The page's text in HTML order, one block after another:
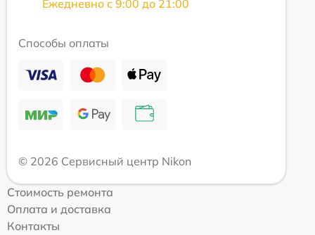
Ежедневно с 9:00 до 21:00
Способы оплаты
© 2026 Сервисный центр Nikon
Стоимость ремонта
Оплата и доставка
Контакты